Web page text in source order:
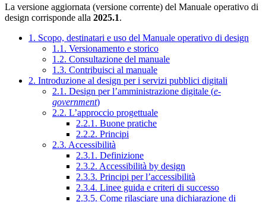
La versione aggiornata (versione corrente) del Manuale operativo di
design corrisponde alla 2025.1.
1. Scopo, destinatari e uso del Manuale operativo di design
1.1. Versionamento e storico
1.2. Consultazione del manuale
1.3. Contribuisci al manuale
2. Introduzione al design per i servizi pubblici digitali
2.1. Design per l’amministrazione digitale (e-
government)
2.2. L’approccio progettuale
2.2.1. Buone pratiche
2.2.2. Principi
2.3. Accessibilità
2.3.1. Definizione
2.3.2. Accessibilità by design
2.3.3. Principi per l’accessibilità
2.3.4. Linee guida e criteri di successo
2.3.5. Come rilasciare una dichiarazione di